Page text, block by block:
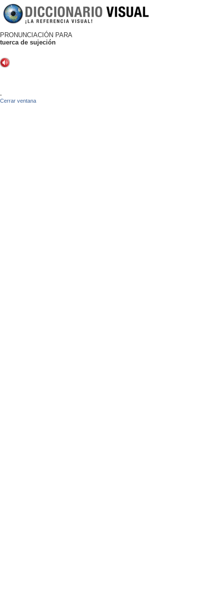
PRONUNCIACIÓN PARA
tuerca de sujeción
-
Cerrar ventana